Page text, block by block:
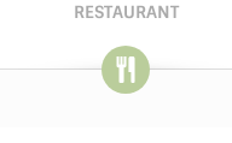
RESTAURANT